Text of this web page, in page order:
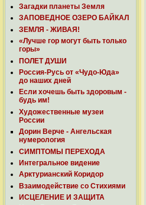
Загадки планеты Земля
ЗАПОВЕДНОЕ ОЗЕРО БАЙКАЛ
ЗЕМЛЯ - ЖИВАЯ!
«Лучше гор могут быть только
горы»
ПОЛЕТ ДУШИ
Россия-Русь от «Чудо-Юда»
до наших дней
Если хочешь быть здоровым -
будь им!
Художественные музеи
России
Дорин Верче - Ангельская
нумерология
СИМПТОМЫ ПЕРЕХОДА
Интегральное видение
Арктурианский Коридор
Взаимодействие со Стихиями
ИСЦЕЛЕНИЕ И ЗАЩИТА